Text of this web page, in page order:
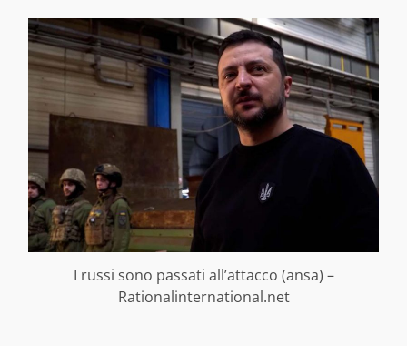
I russi sono passati all’attacco (ansa) –
Rationalinternational.net